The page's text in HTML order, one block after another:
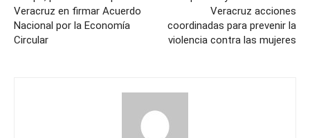
Veracruz en firmar Acuerdo
Nacional por la Economía
Circular
Veracruz acciones
coordinadas para prevenir la
violencia contra las mujeres